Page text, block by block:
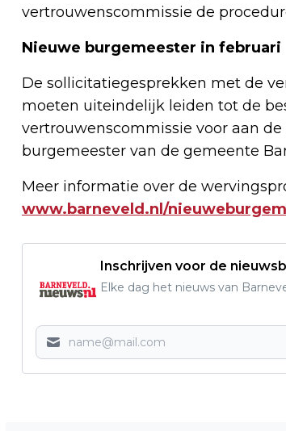
vertrouwenscommissie de
Nieuwe burgemeester in februari
De sollicitatiegesprekken met de
moeten uiteindelijk leiden tot de
vertrouwenscommissie voor aan
burgemeester van de gemeente
Meer informatie over de
www.barneveld.nl/
Inschrijven voor de
Elke dag het nieuws van